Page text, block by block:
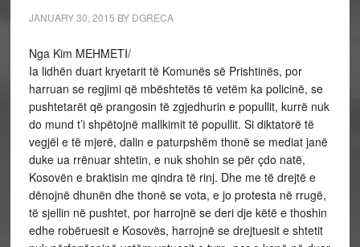
JANUARY 30, 2015 BY DGRECA
Nga Kim MEHMETI/
Ia lidhën duart kryetarit të Komunës së Prishtinës, por
harruan se regjimi që mbështetës të vetëm ka policinë, se
pushtetarët që prangosin të zgjedhurin e popullit, kurrë nuk
do mund t’i shpëtojnë mallkimit të popullit. Si diktatorë të
vegjël e të mjerë, dalin e paturpshëm thonë se mediat janë
duke ua rrënuar shtetin, e nuk shohin se për çdo natë,
Kosovën e braktisin me qindra të rinj. Dhe me të drejtë e
dënojnë dhunën dhe thonë se vota, e jo protesta në rrugë,
të sjellin në pushtet, por harrojnë se deri dje këtë e thoshin
edhe robëruesit e Kosovës, harrojnë se drejtuesit e shtetit